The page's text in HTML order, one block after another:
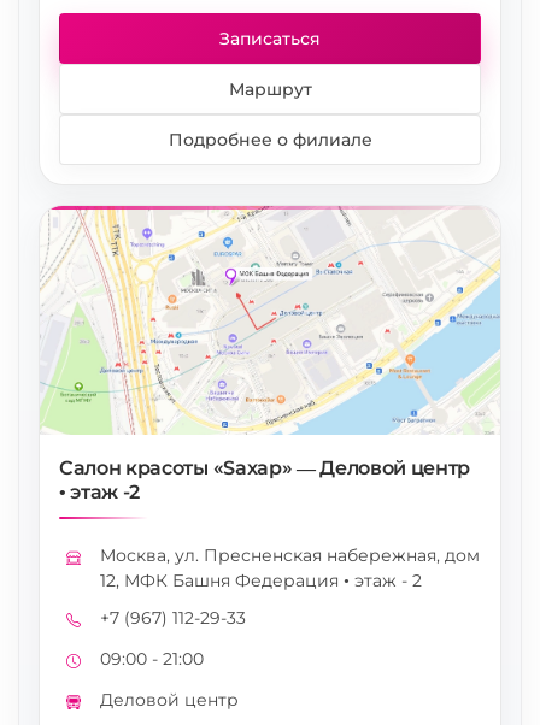
Записаться
Маршрут
Подробнее о филиале
Салон красоты «Saxap» — Деловой центр
• этаж -2
Адрес
Москва, ул. Пресненская набережная, дом
12, МФК Башня Федерация • этаж - 2
Телефон
+7 (967) 112-29-33
Режим работы
09:00 - 21:00
Метро
Деловой центр